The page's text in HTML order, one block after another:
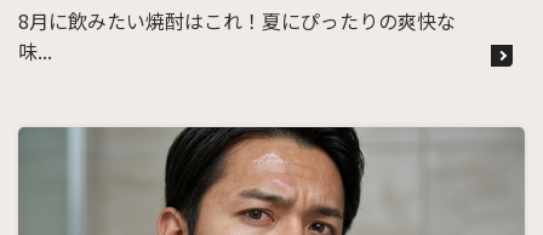
8月に飲みたい焼酎はこれ！夏にぴったりの爽快な
味...